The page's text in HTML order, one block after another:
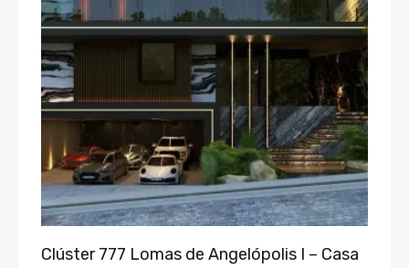
Clúster 777 Lomas de Angelópolis I – Casa